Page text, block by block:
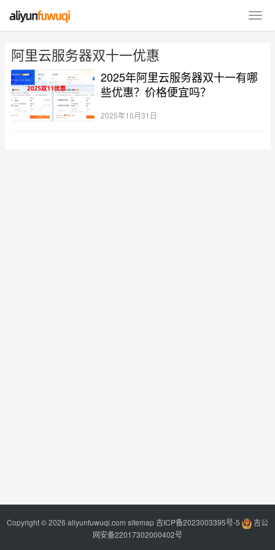
阿里云服务器双十一优惠
2025年阿里云服务器双十一有哪
些优惠？价格便宜吗？
2025年10月31日
Copyright © 2026 aliyunfuwuqi.com sitemap吉ICP备2023003395号-5
吉公
网安备22017302000402号